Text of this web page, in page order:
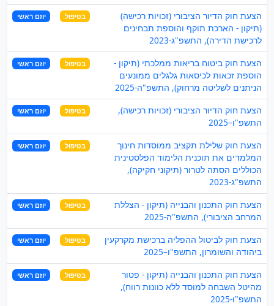
הצעת חוק הדיור הציבורי (זכויות רכישה)
(תיקון - הארכת תוקף והוספת תבחינים
לרכישת הדירה), התשפ"ג-2023
בטיפול יוזם ראשי
הצעת חוק ביטוח בריאות ממלכתי (תיקון -
הוספת זכאות לכיסאות גלגלים ממונעים
הניתנים לשליטה מרחוק), התשפ"ה-2025
בטיפול יוזם ראשי
הצעת חוק הדיור הציבורי (זכויות רכישה),
התשפ"ו–2025
בטיפול יוזם ראשי
הצעת חוק שלילת תקציב ממוסדות חינוך
המלמדים את תוכנית הלימוד הפלסטינית
הכוללים הסתה לטרור (תיקוני חקיקה),
התשפ"ג-2023
בטיפול יוזם ראשי
הצעת חוק התכנון והבנייה (תיקון - הצללת
המרחב הציבורי), התשפ"ה-2025
בטיפול יוזם ראשי
הצעת חוק לביטול ההפליה ברכישת מקרקעין
ביהודה והשומרון, התשפ"ו–2025
בטיפול יוזם ראשי
הצעת חוק התכנון והבנייה (תיקון - פטור
מהיטל השבחה למוסד ללא כוונות רווח),
התשפ"ו-2025
בטיפול יוזם ראשי